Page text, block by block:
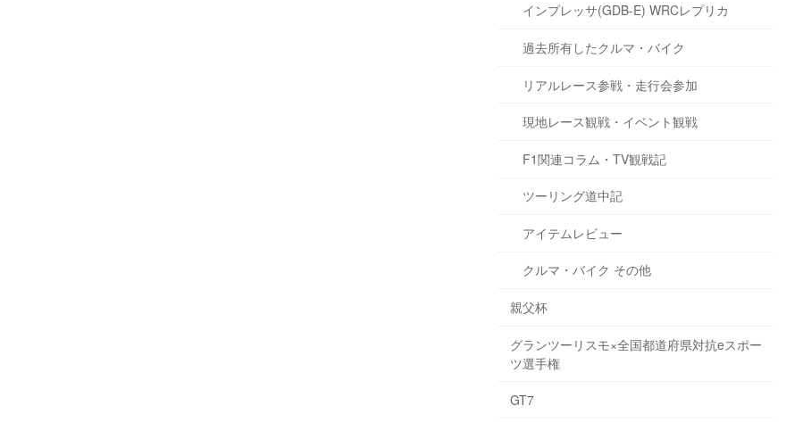
インプレッサ(GDB-E) WRCレプリカ
過去所有したクルマ・バイク
リアルレース参戦・走行会参加
現地レース観戦・イベント観戦
F1関連コラム・TV観戦記
ツーリング道中記
アイテムレビュー
クルマ・バイク その他
親父杯
グランツーリスモ×全国都道府県対抗eスポー
ツ選手権
GT7